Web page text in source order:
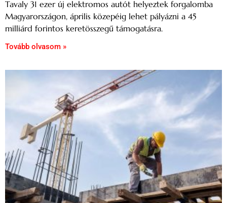
Tavaly 31 ezer új elektromos autót helyeztek forgalomba
Magyarországon, április közepéig lehet pályázni a 45
milliárd forintos keretösszegű támogatásra.
Tovább olvasom »